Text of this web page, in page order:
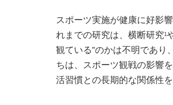
スポーツ実施が健康に好影
れまでの研究は、横断研究1
観ている”のかは不明であり
ちは、スポーツ観戦の影響
活習慣との長期的な関係性を